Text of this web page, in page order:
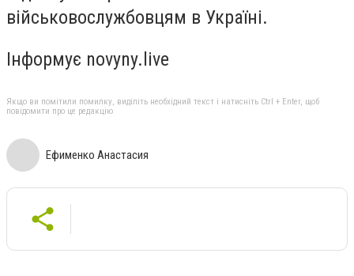
військовослужбовцям в Україні.
Інформує novyny.live
Якщо ви помітили помилку, виділіть необхідний текст і натисніть Ctrl + Enter, щоб
повідомити про це редакцію
Ефименко Анастасия